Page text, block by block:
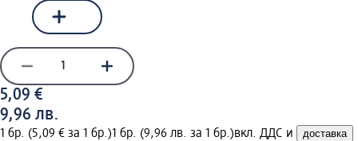
5,09 €
9,96 лв.
1 бр. (5,09 € за 1 бр.)1 бр. (9,96 лв. за 1 бр.)вкл. ДДС и доставка